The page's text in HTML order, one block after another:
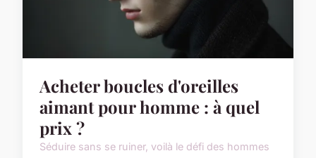
Acheter boucles d'oreilles
aimant pour homme : à quel
prix ?
Séduire sans se ruiner, voilà le défi des hommes